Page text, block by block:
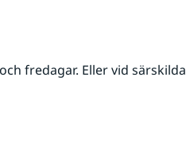
fredagar. Eller vid särskilda